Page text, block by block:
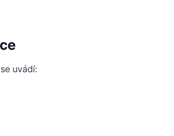
uvádí: